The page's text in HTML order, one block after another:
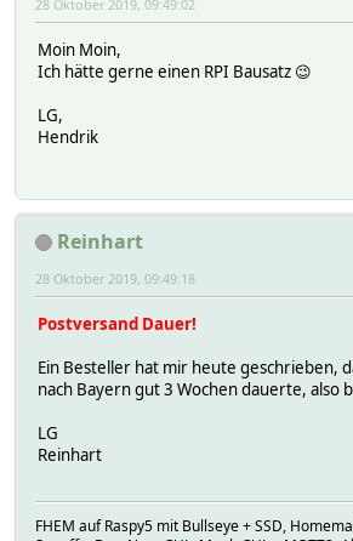
28 Oktober 2019, 09:49:02
Moin Moin,
Ich hätte gerne einen RPI Bausatz 😉
LG,
Hendrik
Reinhart
28 Oktober 2019, 09:49:18
Postversand Dauer!
Ein Besteller hat mir heute geschrieben,
nach Bayern gut 3 Wochen dauerte, also
LG
Reinhart
FHEM auf Raspy5 mit Bullseye + SSD,